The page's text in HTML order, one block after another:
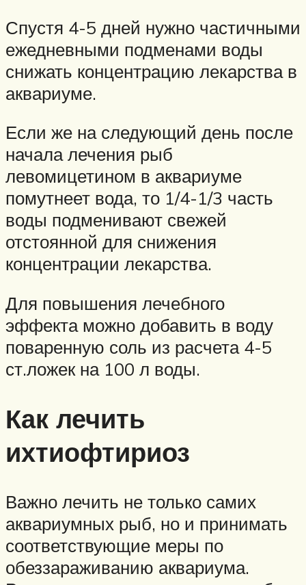
Спустя 4-5 дней нужно частичными
ежедневными подменами воды
снижать концентрацию лекарства в
аквариуме.
Если же на следующий день после
начала лечения рыб
левомицетином в аквариуме
помутнеет вода, то 1/4-1/3 часть
воды подменивают свежей
отстоянной для снижения
концентрации лекарства.
Для повышения лечебного
эффекта можно добавить в воду
поваренную соль из расчета 4-5
ст.ложек на 100 л воды.
Как лечить
ихтиофтириоз
Важно лечить не только самих
аквариумных рыб, но и принимать
соответствующие меры по
обеззараживанию аквариума.